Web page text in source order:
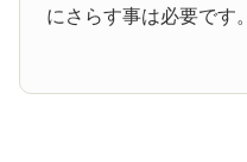
にさらす事は必要です。